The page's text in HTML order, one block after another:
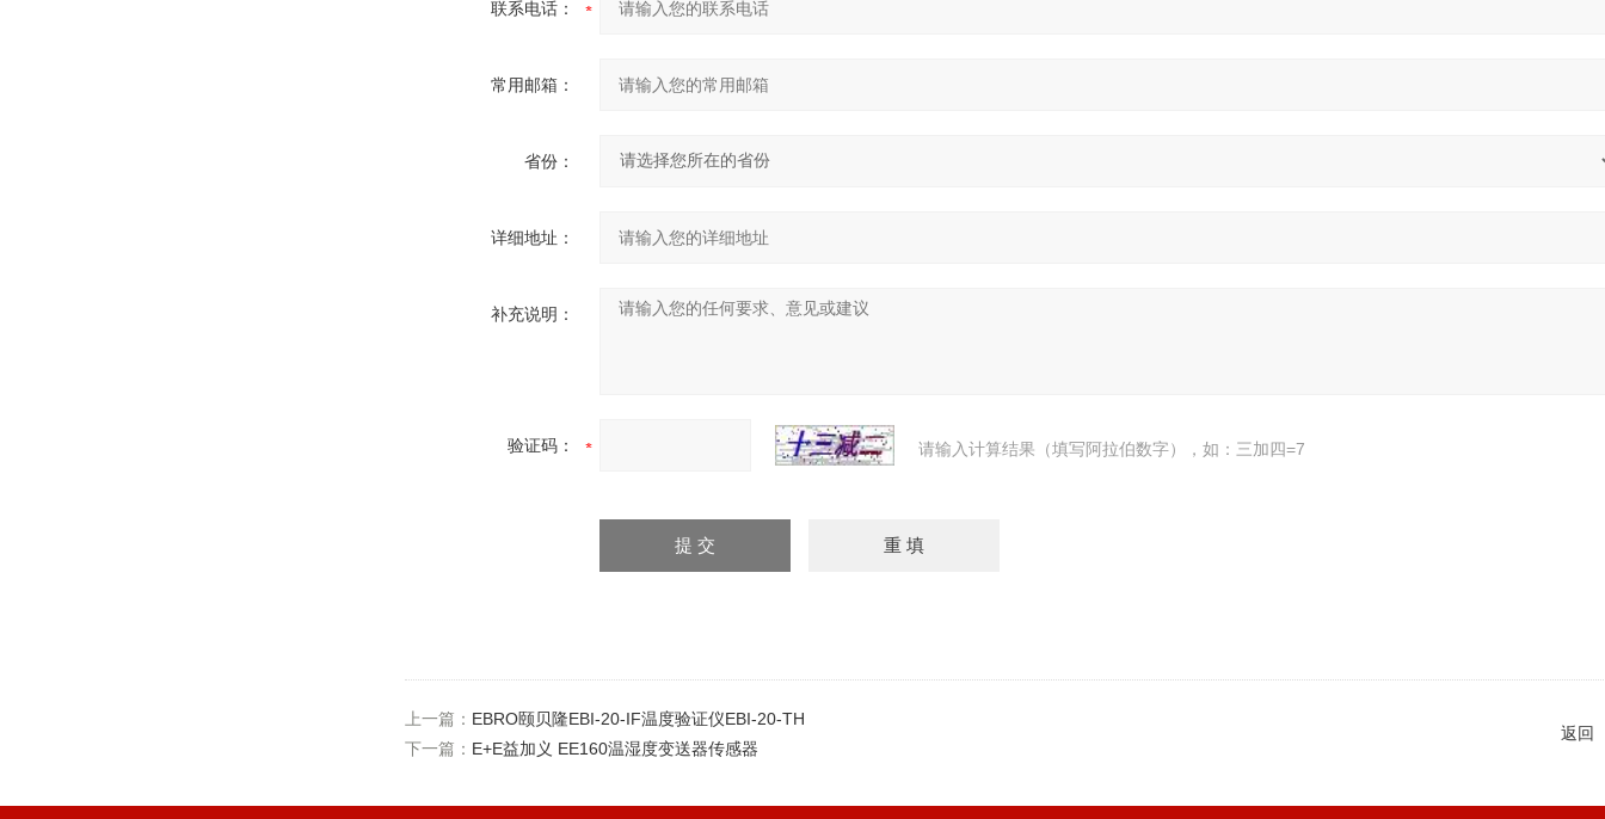
联系电话：
常用邮箱：
省份：
详细地址：
补充说明：
验证码： 请输入计算结果（填写阿拉伯数字），如：三加四=7
上一篇： EBRO颐贝隆EBI-20-IF温度验证仪EBI-20-TH
下一篇： E+E益加义 EE160温湿度变送器传感器
返回